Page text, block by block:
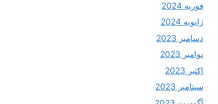
فوریه 2024
ژانویه 2024
دسامبر 2023
نوامبر 2023
اکتبر 2023
سپتامبر 2023